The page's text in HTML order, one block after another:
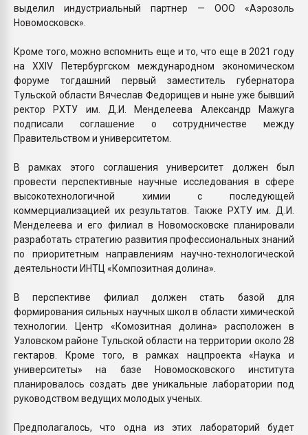
выделил индустриальный партнер — ООО «Аэрозоль
Новомосковск».
Кроме того, можно вспомнить еще и то, что еще в 2021 году
на XXIV Петербургском международном экономическом
форуме тогдашний первый заместитель губернатора
Тульской области Вячеслав Федорищев и ныне уже бывший
ректор РХТУ им. Д.И. Менделеева Александр Мажуга
подписали соглашение о сотрудничестве между
Правительством и университетом.
В рамках этого соглашения университет должен был
провести перспективные научные исследования в сфере
высокотехнологичной химии с последующей
коммерциализацией их результатов. Также РХТУ им. Д.И.
Менделеева и его филиал в Новомосковске планировали
разработать стратегию развития профессиональных знаний
по приоритетным направлениям научно-технологической
деятельности ИНТЦ «Композитная долина».
В перспективе филиал должен стать базой для
формирования сильных научных школ в области химической
технологии. Центр «Комозитная долина» расположен в
Узловском районе Тульской области на территории около 28
гектаров. Кроме того, в рамках нацпроекта «Наука и
университеты» на базе Новомосковского института
планировалось создать две уникальные лаборатории под
руководством ведущих молодых ученых.
Предполагалось, что одна из этих лабораторий будет